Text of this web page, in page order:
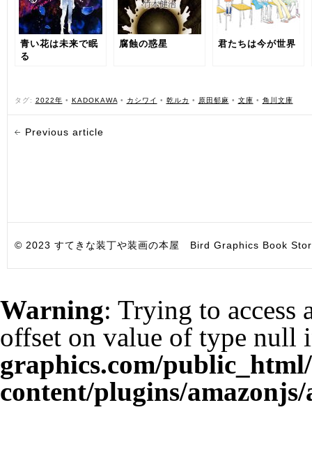
青い花は未来で眠
る
腐蝕の惑星 君たちは今が世界
タグ: 2022年 • KADOKAWA • カシワイ • 乾ルカ • 原田郁麻 • 文庫 • 角川文庫
Previous article
© 2023 すてきな装丁や装画の本屋 Bird Graphics Book
Warning: Trying to access
offset on value of type null
graphics.com/
content/plugins/